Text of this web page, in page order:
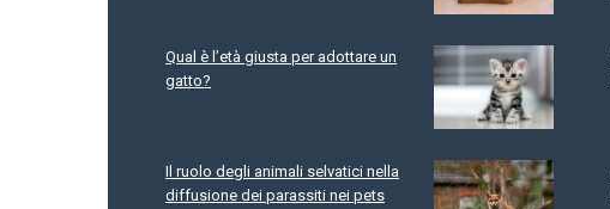
Qual è l’età giusta per adottare un
gatto?
Il ruolo degli animali selvatici nella
diffusione dei parassiti nei pets